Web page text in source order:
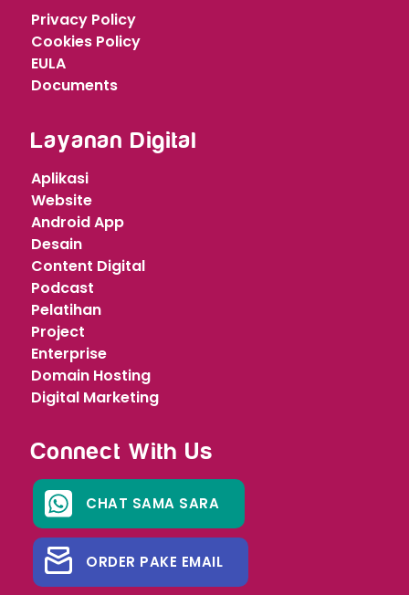
Privacy Policy
Cookies Policy
EULA
Documents
Layanan Digital
Aplikasi
Website
Android App
Desain
Content Digital
Podcast
Pelatihan
Project
Enterprise
Domain Hosting
Digital Marketing
Connect With Us
CHAT SAMA SARA
ORDER PAKE EMAIL